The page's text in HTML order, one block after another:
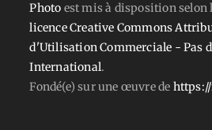
Photo est mis à disposition selon
licence Creative Commons
d'Utilisation Commerciale - Pas
International.
Fondé(e) sur une œuvre de